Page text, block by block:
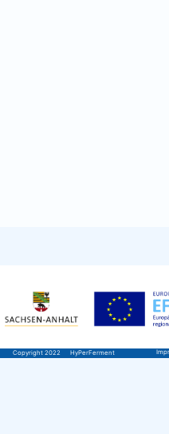
Copyright 2022 HyPerFerment